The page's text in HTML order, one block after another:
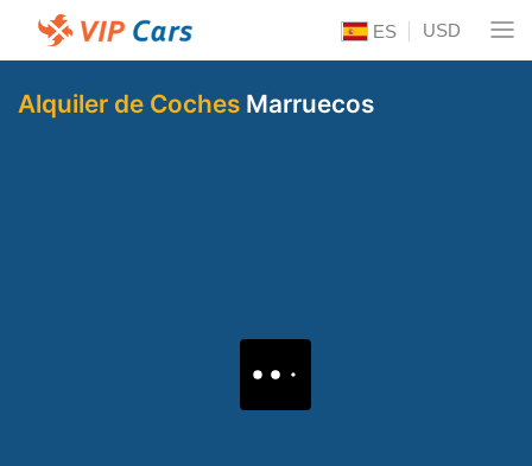
ES USD
Alquiler de Coches Marruecos